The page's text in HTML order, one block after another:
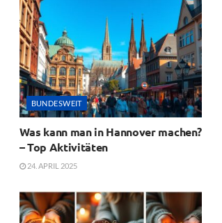
BUNDESWEIT
Was kann man in Hannover machen?
– Top Aktivitäten
24. APRIL 2025